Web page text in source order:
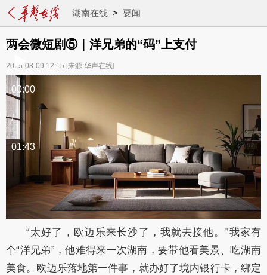
湖南在线> 要闻
两会微短剧⑤｜洋兄弟的“码”上支付
2025-03-09 12:15 [来源:华声在线]
00:00
/
01:43
“太好了，欧迈乐来长沙了，我就去接他。”我家有
个“洋兄弟”，他难得来一次湖南，要带他看美景、吃湖南
美食。欧迈乐落地第一件事，就办好了境内银行卡，绑定